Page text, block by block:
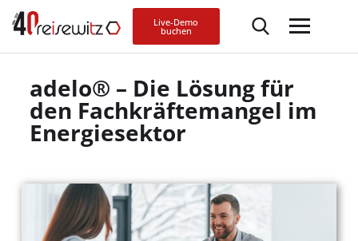
Live-Demo
buchen
adelo® – Die Lösung für
den Fachkräftemangel im
Energiesektor